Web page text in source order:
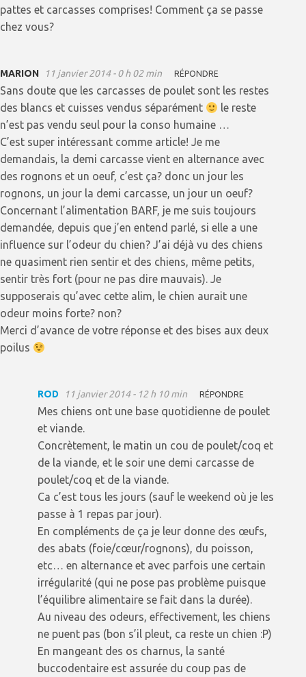
pattes et carcasses comprises! Comment ça se passe
chez vous?
MARION 11 janvier 2014 - 0 h 02 min RÉPONDRE
Sans doute que les carcasses de poulet sont les restes
des blancs et cuisses vendus séparément
le reste
n’est pas vendu seul pour la conso humaine …
C’est super intéressant comme article! Je me
demandais, la demi carcasse vient en alternance avec
des rognons et un oeuf, c’est ça? donc un jour les
rognons, un jour la demi carcasse, un jour un oeuf?
Concernant l’alimentation BARF, je me suis toujours
demandée, depuis que j’en entend parlé, si elle a une
influence sur l’odeur du chien? J’ai déjà vu des chiens
ne quasiment rien sentir et des chiens, même petits,
sentir très fort (pour ne pas dire mauvais). Je
supposerais qu’avec cette alim, le chien aurait une
odeur moins forte? non?
Merci d’avance de votre réponse et des bises aux deux
poilus
ROD 11 janvier 2014 - 12 h 10 min RÉPONDRE
Mes chiens ont une base quotidienne de poulet
et viande.
Concrètement, le matin un cou de poulet/coq et
de la viande, et le soir une demi carcasse de
poulet/coq et de la viande.
Ca c’est tous les jours (sauf le weekend où je les
passe à 1 repas par jour).
En compléments de ça je leur donne des œufs,
des abats (foie/cœur/rognons), du poisson,
etc… en alternance et avec parfois une certain
irrégularité (qui ne pose pas problème puisque
l’équilibre alimentaire se fait dans la durée).
Au niveau des odeurs, effectivement, les chiens
ne puent pas (bon s’il pleut, ca reste un chien :P)
En mangeant des os charnus, la santé
buccodentaire est assurée du coup pas de